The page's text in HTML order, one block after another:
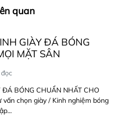
quan
GIÀY ĐÁ BÓNG
MẶT SÂN
BÓNG CHUẨN NHẤT CHO
vấn chọn giày / Kinh nghiệm bóng